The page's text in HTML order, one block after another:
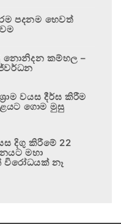
පදනම හෙවත්
නොනිදන කම්හල –
වයස දීර්ඝ කිරීම
ගොම මුසු
දිගු කිරීමේ 22
මහා
නෑ